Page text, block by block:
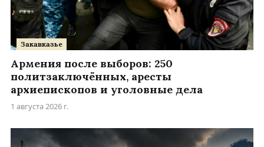
Закавказье
Армения после выборов: 250
политзаключённых, аресты
архиепископов и уголовные дела
1 августа 2026 г.